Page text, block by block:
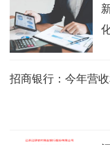
招商银行：今年营